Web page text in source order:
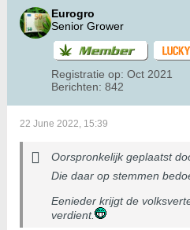
Eurogro
Senior Grower
Registratie op: Oct 2021
Berichten: 842
22 June 2022, 15:39
Oorspronkelijk geplaatst
Die daar op stemmen
Eenieder krijgt de
verdient.